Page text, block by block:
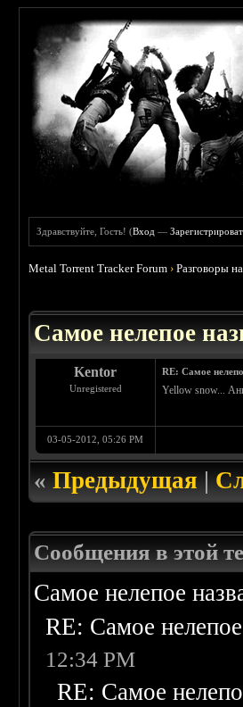
Здравствуйте, Гость! (Вход —
Metal Torrent Tracker Forum ›Разговоры
Самое нелепое
Kentor
Unregistered
RE: Самое
Yellow snow...
03-05-2012, 05:26 PM
«Предыдущая|
Сообщения в этой
Самое нелепое
RE: Самое
12:34 PM
RE: Самое